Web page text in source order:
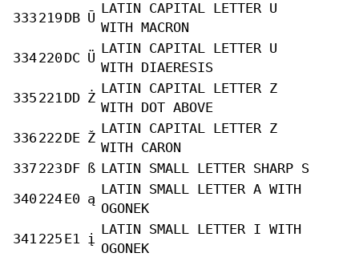
333 219 DB Ū
LATIN CAPITAL LETTER U
WITH MACRON
334220DC Ü
LATIN CAPITAL LETTER U
WITH DIAERESIS
335 221 DD Ż
LATIN CAPITAL LETTER Z
WITH DOT ABOVE
336 222 DE Ž
LATIN CAPITAL LETTER Z
WITH CARON
337 223 DF ß LATIN SMALL LETTER SHARP S
340224E0 ą
LATIN SMALL LETTER A WITH
OGONEK
341 225 E1 į
LATIN SMALL LETTER I WITH
OGONEK